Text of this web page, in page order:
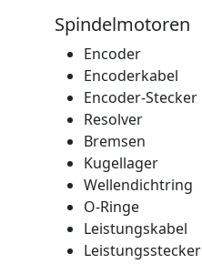
Spindelmotoren
Encoder
Encoderkabel
Encoder-Stecker
Resolver
Bremsen
Kugellager
Wellendichtring
O-Ringe
Leistungskabel
Leistungsstecker